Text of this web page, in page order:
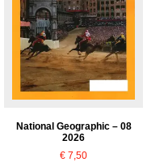
National Geographic – 08
2026
€ 7,50